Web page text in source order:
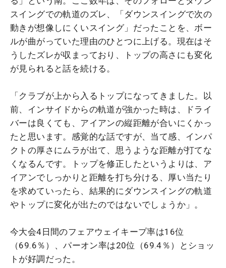
スイングでの軌道のズレ、「ダウンスイングで次の
動きが想像しにくいスイング」だったことを、ボー
ルが曲がっていた理由のひとつに上げる。現在はそ
うしたズレが収まっており、トップの高さにも変化
が見られると話を続ける。
「クラブが上から入るトップになってきました。以
前、インサイドからの軌道が強かった時は、ドライ
バーは良くても、アイアンの縦距離が合いにくかっ
たと思います。感覚的な話ですが、当て感、インパ
クトの厚さにムラが出て、思うような距離が打てな
くなるんです。トップを修正したというよりは、ア
イアンでしっかりと距離を打ち分ける、厚い当たり
を求めていったら、結果的にダウンスイングの軌道
やトップに変化が出たのではないでしょうか」。
今大会4日間のフェアウェイキープ率は16位
（69.6％）、パーオン率は20位（69.4％）とショッ
トが好調だった。